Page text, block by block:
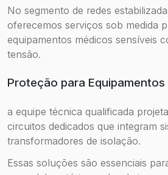
No segmento de redes
oferecemos serviços sob medida
equipamentos médicos sensíveis
tensão.
Proteção para
a equipe técnica qualificada
circuitos dedicados que integram
transformadores de isolação.
Essas soluções são essenciais